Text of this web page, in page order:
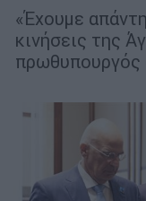
«Έχουμε
κινήσεις της
πρωθυπουργός